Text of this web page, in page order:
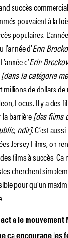
succès
pouvaient à la
populaires.
l’année d’Erin
d’Erin
[dans la catégorie
millions de dollars de
Focus. Il y a des
barrière[des films
ndlr].C’est
Jersey Films, on
films à succès. Ca
cherchent
pour qu’un
a le mouvement